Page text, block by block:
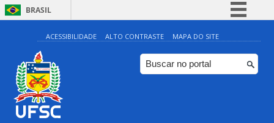
BRASIL
Simplifique!
Comunica BR
Participe
ACESSIBILIDADE ALTO CONTRASTE MAPA DO SITE
0:00